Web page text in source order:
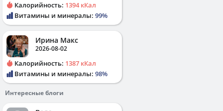
Калорийность: 1394 кКал
Витамины и минералы: 99%
Ирина Макс
2026-08-02
Калорийность: 1387 кКал
Витамины и минералы: 98%
Интересные блоги